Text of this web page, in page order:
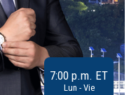
7:00 p.m. ET
Lun - Vie